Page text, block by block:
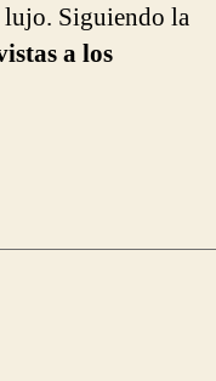
lujo. Siguiendo la
a los